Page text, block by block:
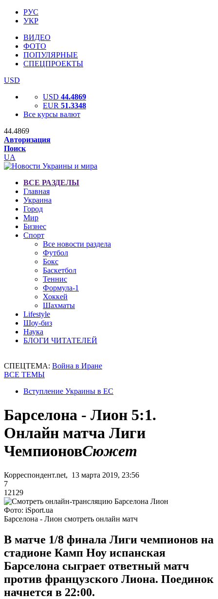
РУС
УКР
ВИДЕО
ФОТО
ПОПУЛЯРНЫЕ
СПЕЦПРОЕКТЫ
USD
USD 44.4869
EUR 51.3348
Все курсы валют
44.4869
Авторизация
Поиск
UA
ВСЕ РАЗДЕЛЫ
Главная
Украина
Город
Мир
Бизнес
Спорт
Все новости раздела
Футбол
Бокс
Баскетбол
Теннис
Формула-1
Хоккей
Шахматы
Lifestyle
Шоу-биз
Наука
БЛОГИ ЧИТАТЕЛЕЙ
СПЕЦТЕМА: Война в Иране
ВСЕ ТЕМЫ
Вступление Украины в ЕС
Барселона - Лион 5:1.
Онлайн матча Лиги
ЧемпионовСюжет
Корреспондент.net, 13 марта 2019, 23:56
7
12129
Фото: iSport.ua
Барселона - Лион смотреть онлайн матч
В матче 1/8 финала Лиги чемпионов на
стадионе Камп Ноу испанская
Барселона сыграет ответный матч
против французского Лиона. Поединок
начнется в 22:00.